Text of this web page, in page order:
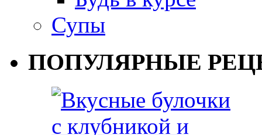
Супы
ПОПУЛЯРНЫЕ